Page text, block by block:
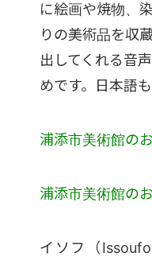
に絵画や焼物、
りの美術品を収
出してくれる音
めです。日本語
浦添市美術館の
浦添市美術館の
イソフ（